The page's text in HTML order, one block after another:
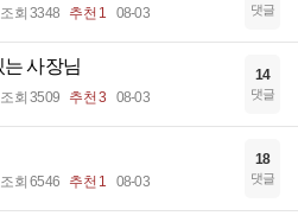
조회 3348 추천 1 08-03 댓글
사장님
조회 3509 추천 3 08-03
14
댓글
조회 6546 추천 1 08-03
18
댓글